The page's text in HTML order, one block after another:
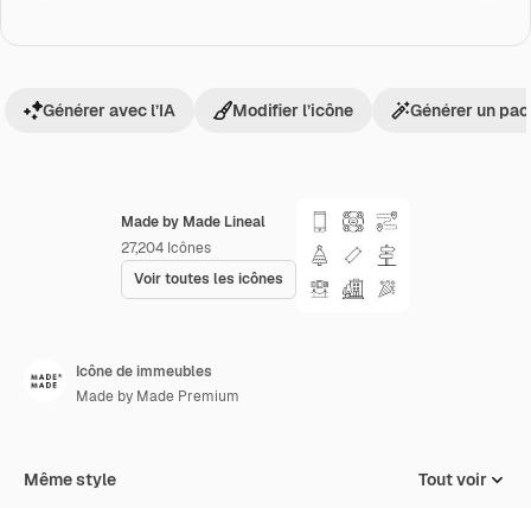
Made by Made Lineal
27,204 Icônes
Voir toutes les icônes
Générer avec l’IA Modifier l’icône Générer un
Icône de immeubles
Made by Made Premium
Même style Tout voir